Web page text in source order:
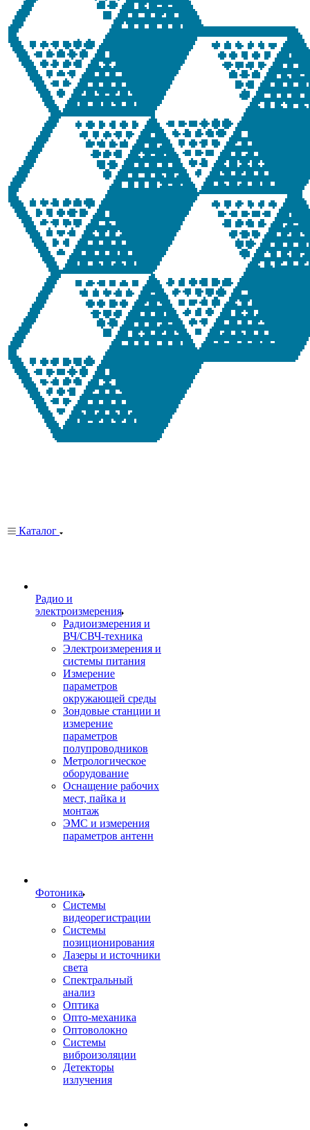
Каталог
Радио и
электроизмерения
Радиоизмерения и
ВЧ/СВЧ-техника
Электроизмерения и
системы питания
Измерение
параметров
окружающей среды
Зондовые станции и
измерение
параметров
полупроводников
Метрологическое
оборудование
Оснащение рабочих
мест, пайка и
монтаж
ЭМС и измерения
параметров антенн
Фотоника
Cистемы
видеорегистрации
Системы
позиционирования
Лазеры и источники
света
Спектральный
анализ
Оптика
Опто-механика
Оптоволокно
Системы
виброизоляции
Детекторы
излучения